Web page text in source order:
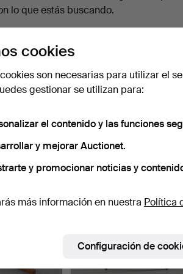
lo que estás buscando.
tan pronto como dispongamos del
archivo que
cookies
son necesarias para utilizar el
gestionar se utilizan para:
el contenido y las funciones
y mejorar Auctionet.
y promocionar noticias y
más información en nuestra Política
Configuración de